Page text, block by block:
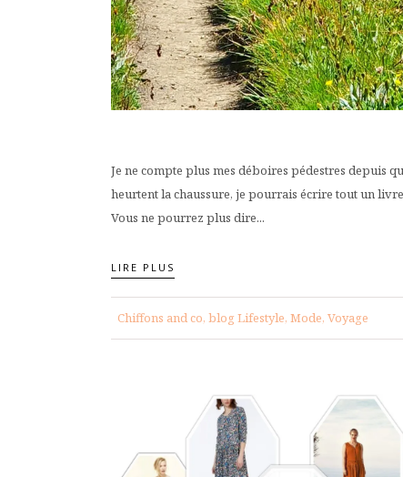
Je ne compte plus mes déboires pédestres depuis
heurtent la chaussure, je pourrais écrire tout un
Vous ne pourrez plus dire...
LIRE PLUS
Chiffons and co, blog Lifestyle, Mode, Voyage